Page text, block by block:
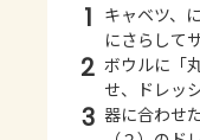
1 キャベツ、
にさらして
2 ボウルに「
せ、ドレッ
3 器に合わせ